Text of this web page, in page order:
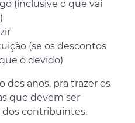
(inclusive o que vai
(se os descontos
o devido)
dos anos, pra trazer os
que devem ser
dos contribuintes.